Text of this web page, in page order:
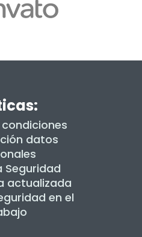
datos
Seguridad
actualizada
en el